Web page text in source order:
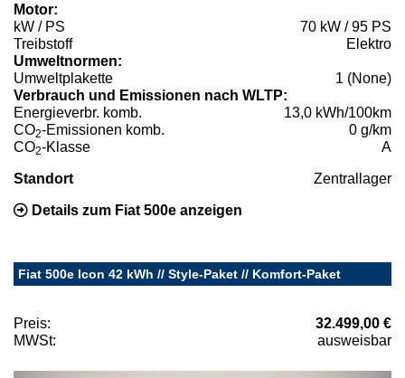
Motor:
kW / PS
70 kW / 95 PS
Treibstoff
Elektro
Umweltnormen:
Umweltplakette
1 (None)
Verbrauch und Emissionen nach WLTP:
Energieverbr. komb.
13,0 kWh/100km
CO2-Emissionen komb.
0 g/km
CO2-Klasse A
Standort Zentrallager
Details zum Fiat 500e anzeigen
Fiat 500e Icon 42 kWh // Style-Paket // Komfort-Paket
Preis:
32.499,00 €
MWSt:
ausweisbar